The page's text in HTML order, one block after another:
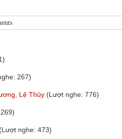
267)
Lệ Thủy (Lượt nghe: 776)
(Lượt nghe: 473)